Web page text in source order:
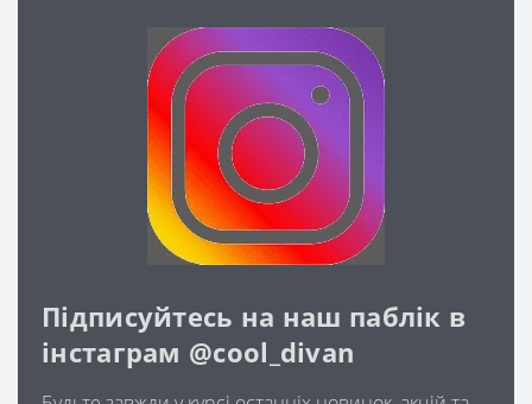
Підписуйтесь на наш паблік в
інстаграм @cool_divan